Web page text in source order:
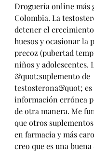
Droguería online más
Colombia. La
detener el
huesos y ocasionar la
precoz (pubertad
niños y adolescentes.
&quot;suplemento de
testosterona&quot; es
información errónea
de otra manera. Me
que otros
en farmacia y más
creo que es una